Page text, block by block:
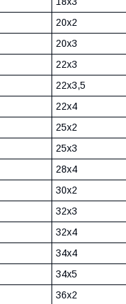
20х2
20х3
22х3
22х3,5
22х4
25х2
25х3
28х4
30х2
32х3
32х4
34х4
34х5
36х2